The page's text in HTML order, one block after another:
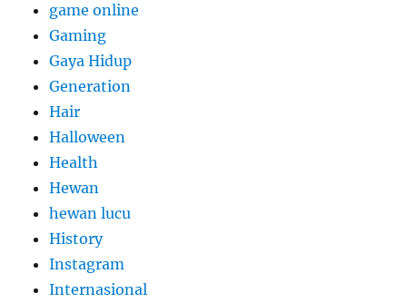
game online
Gaming
Gaya Hidup
Generation
Hair
Halloween
Health
Hewan
hewan lucu
History
Instagram
Internasional